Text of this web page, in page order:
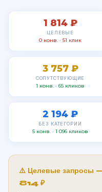
1 814 ₽
ЦЕЛЕВЫЕ
0 конв. · 51 клик
3 757 ₽
СОПУТСТВУЮЩИЕ
1 конв. · 65 кликов
2 194 ₽
БЕЗ КАТЕГОРИИ
5 конв. · 1 096 кликов
⚠️ Целевые запросы
814 ₽